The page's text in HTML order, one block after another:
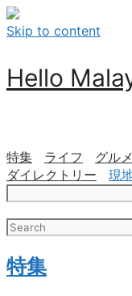
Skip to content
Hello
特集 ライフ グルメ
ダイレクトリー
現
特集